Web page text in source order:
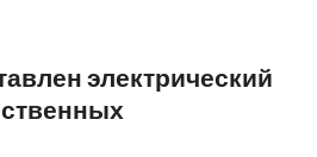
электрический